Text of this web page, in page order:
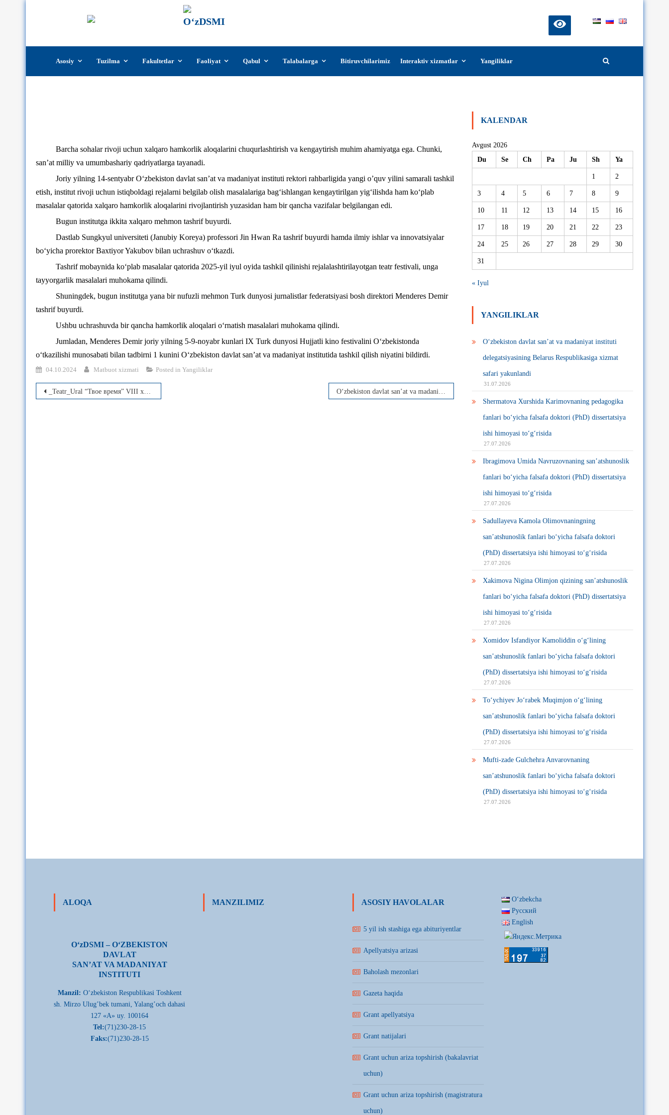
content
Asosiy Tuzilma Fakultetlar Faoliyat Qabul Talabalarga Bitiruvchilarimiz Interaktiv xizmatlar Yangiliklar
Barcha sohalar rivoji uchun xalqaro hamkorlik aloqalarini chuqurlashtirish va kengaytirish muhim ahamiyatga ega. Chunki,
san’at milliy va umumbashariy qadriyatlarga tayanadi.
Joriy yilning 14-sentyabr O‘zbekiston davlat san’at va madaniyat instituti rektori rahbarligida yangi o’quv yilini samarali tashkil
etish, institut rivoji uchun istiqboldagi rejalarni belgilab olish masalalariga bagʻishlangan kengaytirilgan yigʻilishda ham ko‘plab
masalalar qatorida xalqaro hamkorlik aloqalarini rivojlantirish yuzasidan ham bir qancha vazifalar belgilangan edi.
Bugun institutga ikkita xalqaro mehmon tashrif buyurdi.
Dastlab Sungkyul universiteti (Janubiy Koreya) professori Jin Hwan Ra tashrif buyurdi hamda ilmiy ishlar va innovatsiyalar
bo‘yicha prorektor Baxtiyor Yakubov bilan uchrashuv o‘tkazdi.
Tashrif mobaynida ko‘plab masalalar qatorida 2025-yil iyul oyida tashkil qilinishi rejalalashtirilayotgan teatr festivali, unga
tayyorgarlik masalalari muhokama qilindi.
Shuningdek, bugun institutga yana bir nufuzli mehmon Turk dunyosi jurnalistlar federatsiyasi bosh direktori Menderes Demir
tashrif buyurdi.
Ushbu uchrashuvda bir qancha hamkorlik aloqalari o‘rnatish masalalari muhokama qilindi.
Jumladan, Menderes Demir joriy yilning 5-9-noyabr kunlari IX Turk dunyosi Hujjatli kino festivalini O‘zbekistonda
o‘tkazilishi munosabati bilan tadbirni 1 kunini O‘zbekiston davlat san’at va madaniyat institutida tashkil qilish niyatini bildirdi.
04.10.2024 Matbuot xizmati Posted in Yangiliklar
Post_Teatr_Ural “Твое время” VIII xalqaro talabalar teatr laboratoriyasida talabalarimiz ishtirok etmoqda O‘zbеkiston davlat san’at va madaniyat institutida “Markaziy Osiyo filmlarida an’analar va yangilikka intilish tendensiyalari” mavzusidagi Xalqaro ilmiy-amaliy konferensiya bo’lib o’tdi.
KALENDAR
Avgust 2026
Du
Se Ch Pa Ju Sh Ya
1 2
3 4 5 6 7 8 9
10 11 12 13 14 15 16
17 18 19 20 21 22 23
24 25 26 27 28 29 30
31
« Iyul
YANGILIKLAR
O‘zbekiston davlat san’at va madaniyat instituti
delegatsiyasining Belarus Respublikasiga xizmat
safari yakunlandi
31.07.2026
Shermatova Xurshida Karimovnaning pedagogika
fanlari bo‘yicha falsafa doktori (PhD) dissertatsiya
ishi himoyasi to‘g‘risida
27.07.2026
Ibragimova Umida Navruzovnaning san’atshunoslik
fanlari bo‘yicha falsafa doktori (PhD) dissertatsiya
ishi himoyasi to‘g‘risida
27.07.2026
Sadullayeva Kamola Olimovnaningning
san’atshunoslik fanlari bo‘yicha falsafa doktori
(PhD) dissertatsiya ishi himoyasi to‘g‘risida
27.07.2026
Xakimova Nigina Olimjon qizining san’atshunoslik
fanlari bo‘yicha falsafa doktori (PhD) dissertatsiya
ishi himoyasi to‘g‘risida
27.07.2026
Xomidov Isfandiyor Kamoliddin o‘g‘lining
san’atshunoslik fanlari bo‘yicha falsafa doktori
(PhD) dissertatsiya ishi himoyasi to‘g‘risida
27.07.2026
To‘ychiyev Jo‘rabek Muqimjon o‘g‘lining
san’atshunoslik fanlari bo‘yicha falsafa doktori
(PhD) dissertatsiya ishi himoyasi to‘g‘risida
27.07.2026
Mufti-zade Gulchehra Anvarovnaning
san’atshunoslik fanlari bo‘yicha falsafa doktori
(PhD) dissertatsiya ishi himoyasi to‘g‘risida
27.07.2026
ALOQA
О‘zDSMI – О‘ZBEKISTON
DAVLAT
SAN’AT VA MADANIYAT
INSTITUTI
Manzil: О‘zbekiston Respublikasi Toshkent
sh. Mirzo Ulug’bek tumani, Yalang’och dahasi
127 «A» uy. 100164
Tel:(71)230-28-15
Faks:(71)230-28-15
MANZILIMIZ ASOSIY HAVOLALAR
5 yil ish stashiga ega abituriyentlar
Apellyatsiya arizasi
Baholash mezonlari
Gazeta haqida
Grant apellyatsiya
Grant natijalari
Grant uchun ariza topshirish (bakalavriat
uchun)
Grant uchun ariza topshirish (magistratura
uchun)
Oʻzbekcha
Русский
English